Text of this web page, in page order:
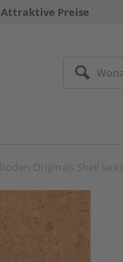
Attraktive Preise